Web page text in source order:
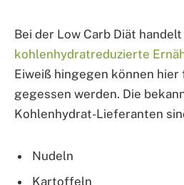
Bei der Low Carb Diät
kohlenhydratreduzierte
Eiweiß hingegen können
gegessen werden. Die
Kohlenhydrat-Lieferanten
Nudeln
Kartoffeln